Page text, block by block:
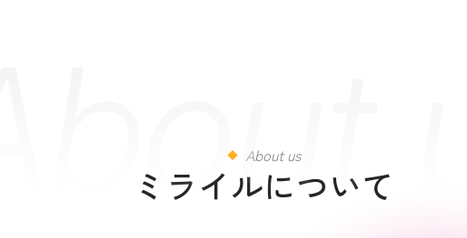
About us
ミライルについて
About